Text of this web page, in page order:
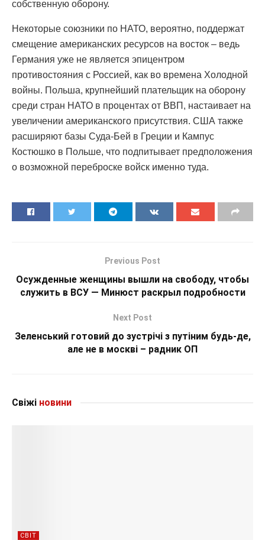
собственную оборону.
Некоторые союзники по НАТО, вероятно, поддержат
смещение американских ресурсов на восток – ведь
Германия уже не является эпицентром
противостояния с Россией, как во времена Холодной
войны. Польша, крупнейший плательщик на оборону
среди стран НАТО в процентах от ВВП, настаивает на
увеличении американского присутствия. США также
расширяют базы Суда-Бей в Греции и Кампус
Костюшко в Польше, что подпитывает предположения
о возможной переброске войск именно туда.
Previous Post
Осужденные женщины вышли на свободу, чтобы
служить в ВСУ — Минюст раскрыл подробности
Next Post
Зеленський готовий до зустрічі з путіним будь-де,
але не в москві – радник ОП
Свіжі новини
СВІТ